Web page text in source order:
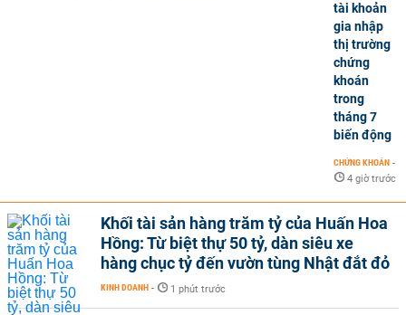
tài khoản
gia nhập
thị trường
chứng
khoán
trong
tháng 7
biến động
CHỨNG KHOÁN -
4 giờ trước
Khối tài sản hàng trăm tỷ của Huấn Hoa
Hồng: Từ biệt thự 50 tỷ, dàn siêu xe
hàng chục tỷ đến vườn tùng Nhật đắt đỏ
KINH DOANH - 1 phút trước